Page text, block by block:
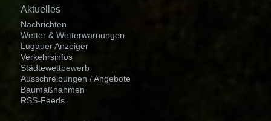
Navigation
überspringen
Aktuelles
Nachrichten
Wetter & Wetterwarnungen
Lugauer Anzeiger
Verkehrsinfos
Städtewettbewerb
Ausschreibungen / Angebote
Baumaßnahmen
RSS-Feeds